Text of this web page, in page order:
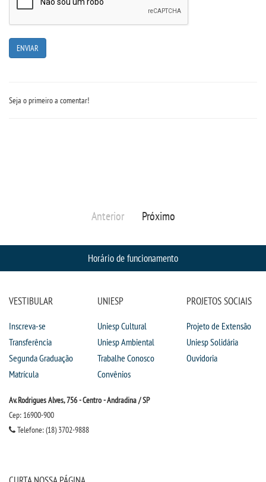
Seja o primeiro a comentar!
Anterior Próximo
Horário de funcionamento
VESTIBULAR
Inscreva-se
Transferência
Segunda Graduação
Matrícula
UNIESP
Uniesp Cultural
Uniesp Ambiental
Trabalhe Conosco
Convênios
PROJETOS SOCIAIS
Projeto de Extensão
Uniesp Solidária
Ouvidoria
Av. Rodrigues Alves, 756 - Centro - Andradina / SP
Cep: 16900-900
Telefone: (18) 3702-9888